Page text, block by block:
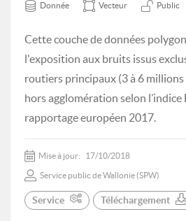
Donnée Vecteur Public
Cette couche de données
l'exposition aux bruits issus
routiers principaux (3 à 6 millions
hors agglomération selon
rapportage européen 2017.
Mise à jour: 17/10/2018
Service public de Wallonie (SPW)
Service Téléchargement